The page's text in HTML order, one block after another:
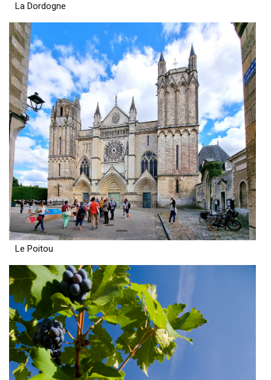
La Dordogne
Le Poitou